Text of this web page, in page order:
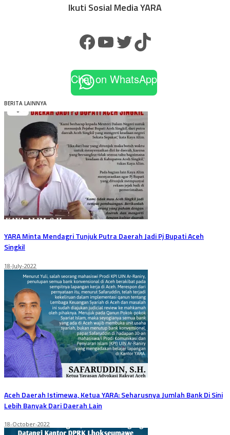
Ikuti Sosial Media YARA
Facebook
YouTube
Twitter
TikTok
Chat on WhatsApp
BERITA LAINNYA
YARA Minta Mendagri Tunjuk Putra Daerah Jadi Pj Bupati Aceh
Singkil
18-July-2022
Aceh Daerah Istimewa, Ketua YARA: Seharusnya Jumlah Bank Di Sini
Lebih Banyak Dari Daerah Lain
18-October-2022